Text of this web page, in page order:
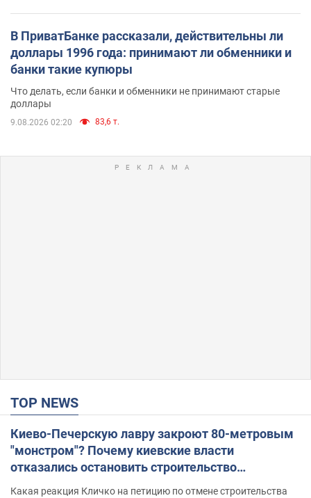
В ПриватБанке рассказали, действительны ли
доллары 1996 года: принимают ли обменники и
банки такие купюры
Что делать, если банки и обменники не принимают старые
доллары
9.08.2026 02:20 83,6 т.
TOP NEWS
Киево-Печерскую лавру закроют 80-метровым
"монстром"? Почему киевские власти
отказались остановить строительство
небоскреба "московского верующего"
Какая реакция Кличко на петицию по отмене строительства